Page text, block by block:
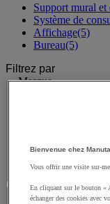
Support mural et
Système de
Affichage(5)
Bureau(5)
Filtrez par
Marque
Valeur
Prix
Bienvenue chez
Vous offrir une visite sur-
En cliquant sur le bouton «
échanger des cookies avec